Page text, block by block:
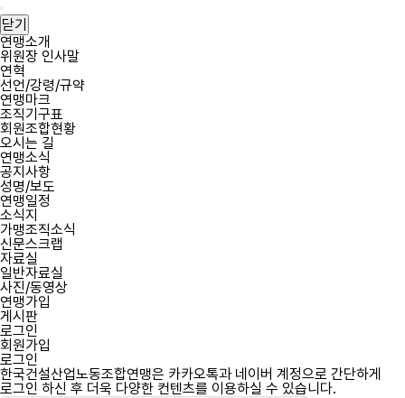
국
건
설
산
업
노
동
조
합
연
맹
뉴
열
기
닫기
연맹소개
위원장 인사말
연혁
선언/강령/규약
연맹마크
조직기구표
회원조합현황
오시는 길
연맹소식
공지사항
성명/보도
연맹일정
소식지
가맹조직소식
신문스크랩
자료실
일반자료실
사진/동영상
연맹가입
게시판
로그인
회원가입
로그인
한국건설산업노동조합연맹은 카카오톡과 네이버 계정으로 간단하게
로그인 하신 후 더욱 다양한 컨텐츠를 이용하실 수 있습니다.
원
아
이
디
밀
번
호
국
건
설
산
업
노
동
조
합
연
맹
역
사